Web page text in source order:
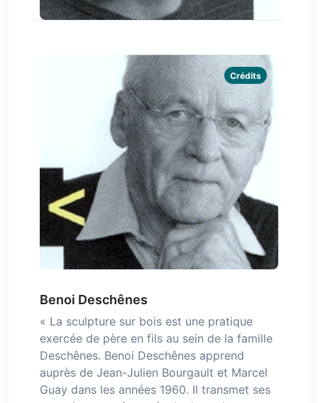
Crédits
Benoi Deschênes
« La sculpture sur bois est une pratique
exercée de père en fils au sein de la famille
Deschênes. Benoi Deschênes apprend
auprès de Jean-Julien Bourgault et Marcel
Guay dans les années 1960. Il transmet ses